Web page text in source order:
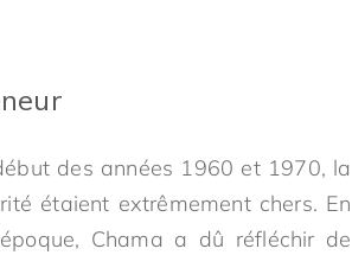
des années 1960 et 1970, la
étaient extrêmement chers. En
Chama a dû réfléchir de